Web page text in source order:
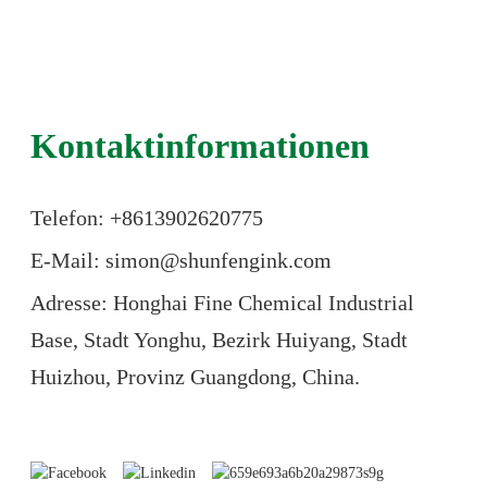
Kontaktinformationen
Telefon: +8613902620775
E-Mail: simon@shunfengink.com
Adresse: Honghai Fine Chemical Industrial
Base, Stadt Yonghu, Bezirk Huiyang, Stadt
Huizhou, Provinz Guangdong, China.